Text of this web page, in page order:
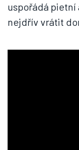
uspořádá pietní
nejdřív vrátit